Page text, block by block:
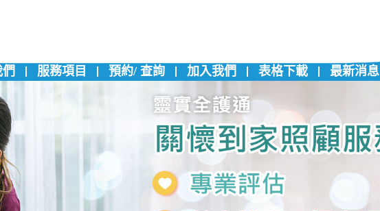
服務項目 預約/ 查詢 加入我們 表格下載 最新消息